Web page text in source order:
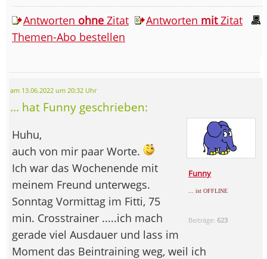
Antworten ohne Zitat Antworten mitZitat
Themen-Abo bestellen
am 13.06.2022 um 20:32 Uhr
... hat Funny geschrieben:
Funny
... ist OFFLINE
Beiträge: 623
Huhu,
auch von mir paar Worte.
Ich war das Wochenende mit
meinem Freund unterwegs.
Sonntag Vormittag im Fitti, 75
min. Crosstrainer .....ich mach
gerade viel Ausdauer und lass im
Moment das Beintraining weg, weil ich